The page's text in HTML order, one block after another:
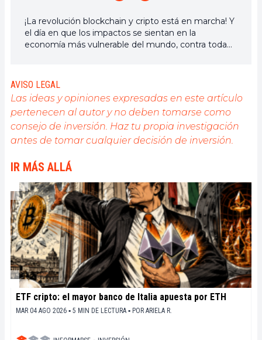
¡La revolución blockchain y cripto está en marcha! Y
el día en que los impactos se sientan en la
economía más vulnerable del mundo, contra toda
AVISO LEGAL
Las ideas y opiniones expresadas en este artículo
pertenecen al autor y no deben tomarse como
consejo de inversión. Haz tu propia investigación
antes de tomar cualquier decisión de inversión.
IR MÁS ALLÁ
ETF cripto: el mayor banco de Italia apuesta por ETH
MAR 04 AGO 2026 ▪ 5 MIN DE LECTURA ▪ POR ARIELA R.